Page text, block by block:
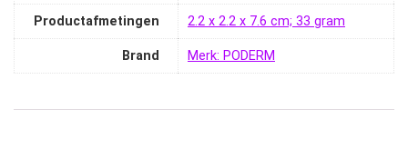
Productafmetingen ‎2.2 x 2.2 x 7.6 cm; 33 gram
Brand Merk: PODERM